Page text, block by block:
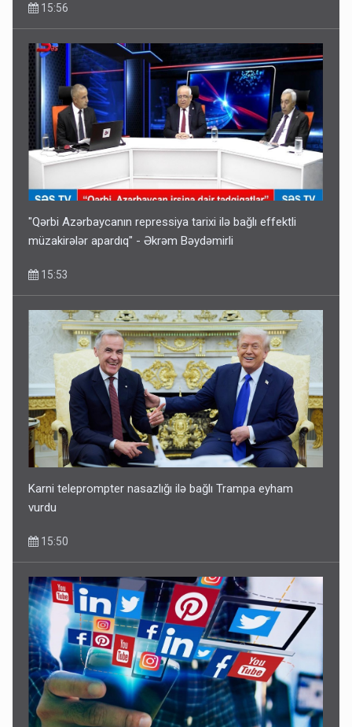
15:56
"Qərbi Azərbaycanın repressiya tarixi ilə bağlı effektli
müzakirələr apardıq" - Əkrəm Bəydəmirli
15:53
Karni teleprompter nasazlığı ilə bağlı Trampa eyham
vurdu
15:50